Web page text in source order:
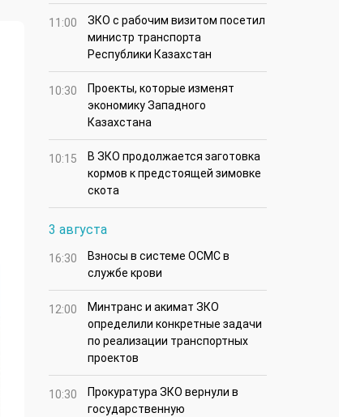
11:00
ЗКО с рабочим визитом посетил
министр транспорта
Республики Казахстан
10:30
Проекты, которые изменят
экономику Западного
Казахстана
10:15
В ЗКО продолжается заготовка
кормов к предстоящей зимовке
скота
3 августа
16:30
Взносы в системе ОСМС в
службе крови
12:00
Минтранс и акимат ЗКО
определили конкретные задачи
по реализации транспортных
проектов
10:30
Прокуратура ЗКО вернули в
государственную